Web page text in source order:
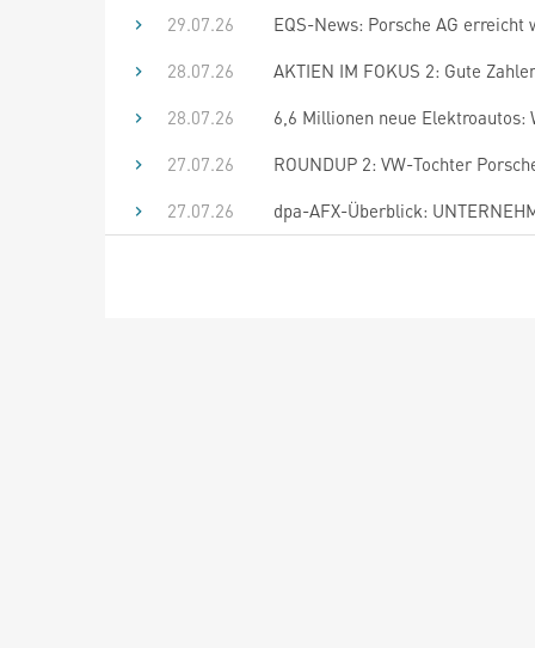
29.07.26
EQS-News: Porsche AG
28.07.26
AKTIEN IM FOKUS 2: Gute
28.07.26
6,6 Millionen neue
27.07.26
ROUNDUP 2: VW-Tochter
27.07.26
dpa-AFX-Überblick: